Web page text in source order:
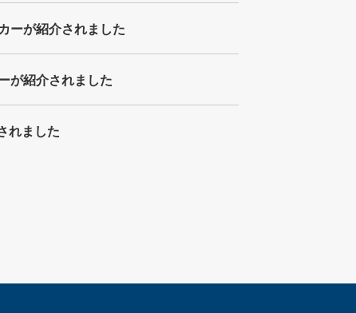
ーが紹介されました
が紹介されました
れました